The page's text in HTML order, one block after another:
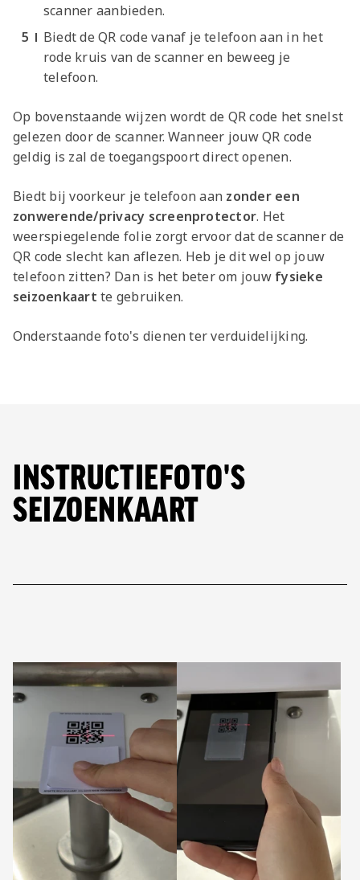
scanner aanbieden.
Biedt de QR code vanaf je telefoon aan in het
rode kruis van de scanner en beweeg je
telefoon.
Op bovenstaande wijzen wordt de QR code het snelst
gelezen door de scanner. Wanneer jouw QR code
geldig is zal de toegangspoort direct openen.
Biedt bij voorkeur je telefoon aan zonder een
zonwerende/privacy screenprotector. Het
weerspiegelende folie zorgt ervoor dat de scanner de
QR code slecht kan aflezen. Heb je dit wel op jouw
telefoon zitten? Dan is het beter om jouw fysieke
seizoenkaart te gebruiken.
Onderstaande foto's dienen ter verduidelijking.
INSTRUCTIEFOTO'S
SEIZOENKAART